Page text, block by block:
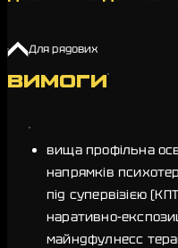
Для рядових
ВИМОГИ
вища профільна
напрямків
під супервізією
наративно-
майндфулнесс